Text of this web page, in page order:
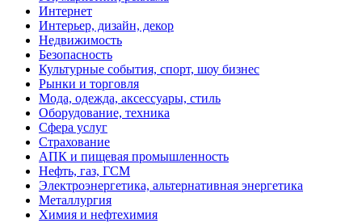
Интернет
Интерьер, дизайн, декор
Недвижимость
Безопасность
Культурные события, спорт, шоу бизнес
Рынки и торговля
Мода, одежда, аксессуары, стиль
Оборудование, техника
Сфера услуг
Страхование
АПК и пищевая промышленность
Нефть, газ, ГСМ
Электроэнергетика, альтернативная энергетика
Металлургия
Химия и нефтехимия